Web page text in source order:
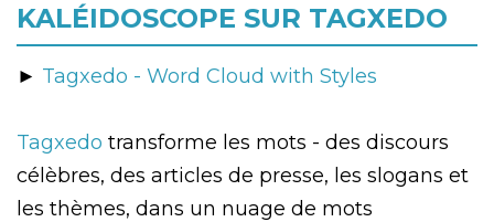
KALÉIDOSCOPE SUR TAGXEDO
► Tagxedo - Word Cloud with Styles
Tagxedo transforme les mots - des discours
célèbres, des articles de presse, les slogans et
les thèmes, dans un nuage de mots